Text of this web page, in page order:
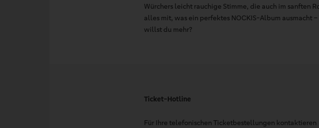
Würchers leicht rauchige Stimme, die auch im sanften
alles mit, was ein perfektes NOCKIS-Album ausmacht
willst du mehr?
Ticket-Hotline
Für Ihre telefonischen Ticketbestellungen kontaktieren